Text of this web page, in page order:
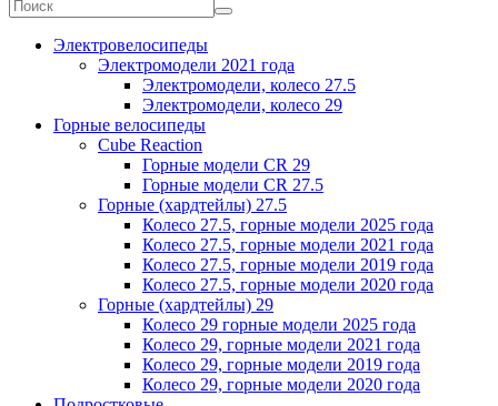
Электровелосипеды
Электромодели 2021 года
Электромодели, колесо 27.5
Электромодели, колесо 29
Горные велосипеды
Cube Reaction
Горные модели CR 29
Горные модели CR 27.5
Горные (хардтейлы) 27.5
Колесо 27.5, горные модели 2025 года
Колесо 27.5, горные модели 2021 года
Колесо 27.5, горные модели 2019 года
Колесо 27.5, горные модели 2020 года
Горные (хардтейлы) 29
Колесо 29 горные модели 2025 года
Колесо 29, горные модели 2021 года
Колесо 29, горные модели 2019 года
Колесо 29, горные модели 2020 года